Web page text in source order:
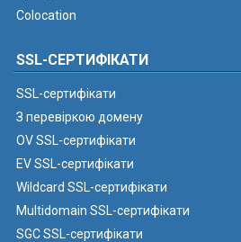
Colocation
SSL-СЕРТИФІКАТИ
SSL-сертифікати
З перевіркою домену
OV SSL-сертифікати
EV SSL-сертифікати
Wildcard SSL-сертифікати
Multidomain SSL-сертифікати
SGC SSL-сертифікати